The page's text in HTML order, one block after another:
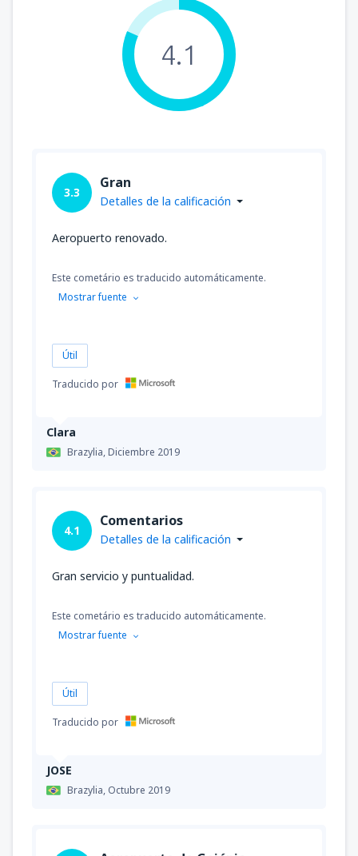
4.1
Clara
Brazylia,Diciembre 2019
3.3
Gran
Detalles de la calificación
Aeropuerto renovado.
Este cometário es traducido automáticamente.
Mostrar fuente
Útil
Traducido por
JOSE
Brazylia, Octubre 2019
4.1
Comentarios
Detalles de la calificación
Gran servicio y puntualidad.
Este cometário es traducido automáticamente.
Mostrar fuente
Útil
Traducido por